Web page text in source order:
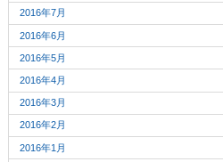
2016年7月
2016年6月
2016年5月
2016年4月
2016年3月
2016年2月
2016年1月